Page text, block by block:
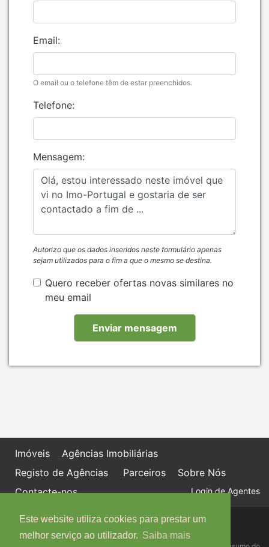
Este website utiliza cookies para prestar um
melhor serviço ao utilizador. Saiba mais
Email:
O email ou o telefone têm de estar preenchidos.
Telefone:
Mensagem:
Autorizo que os dados inseridos neste formulário apenas
sejam utilizados para o fim a que o mesmo se destina.
Quero receber ofertas novas similares no
meu email
Imóveis
Agências Imobiliárias
Registo de Agências
Parceiros
Sobre Nós
Contacte-nos
Login de Agentes
Política de proteção de dados
Livro de Reclamações online